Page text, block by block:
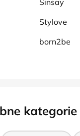
Sinsay
Stylove
born2be
kategorie